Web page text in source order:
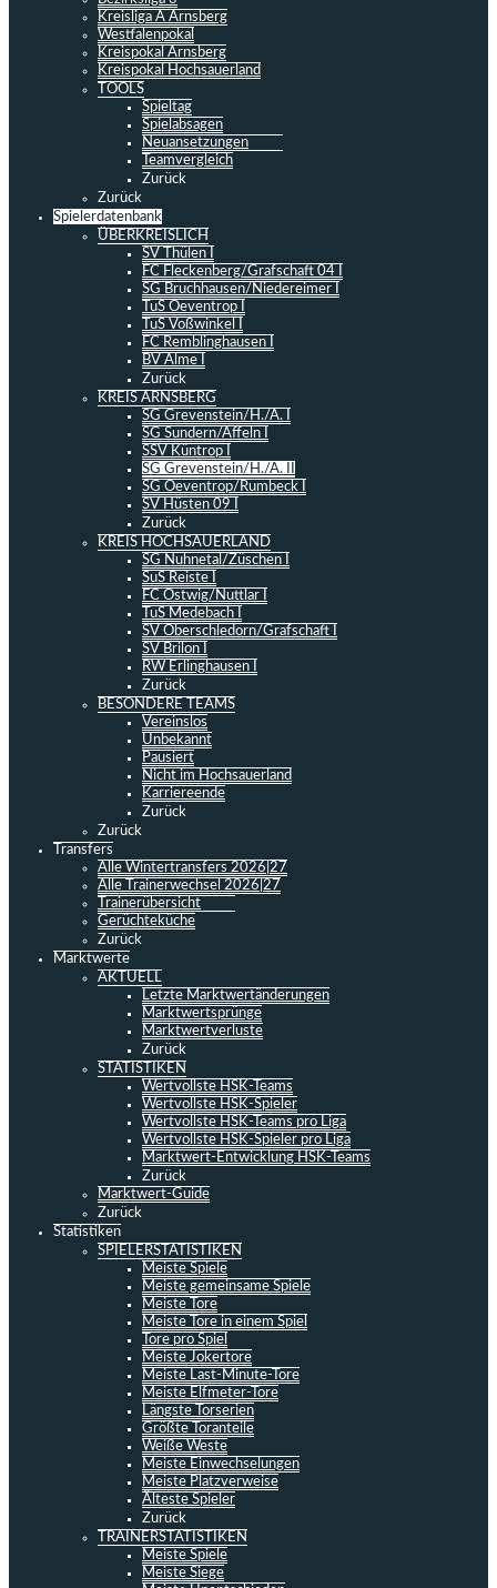
Kreisliga A Arnsberg
Westfalenpokal
Kreispokal Arnsberg
Kreispokal Hochsauerland
TOOLS
Spieltag
Spielabsagen
Neuansetzungen
Teamvergleich
Zurück
Zurück
Spielerdatenbank
ÜBERKREISLICH
SV Thülen I
FC Fleckenberg/Grafschaft 04 I
SG Bruchhausen/Niedereimer I
TuS Oeventrop I
TuS Voßwinkel I
FC Remblinghausen I
BV Alme I
Zurück
KREIS ARNSBERG
SG Grevenstein/H./A. I
SG Sundern/Affeln I
SSV Küntrop I
SG Grevenstein/H./A. II
SG Oeventrop/Rumbeck I
SV Hüsten 09 I
Zurück
KREIS HOCHSAUERLAND
SG Nuhnetal/Züschen I
SuS Reiste I
FC Ostwig/Nuttlar I
TuS Medebach I
SV Oberschledorn/Grafschaft I
SV Brilon I
RW Erlinghausen I
Zurück
BESONDERE TEAMS
Vereinslos
Unbekannt
Pausiert
Nicht im Hochsauerland
Karriereende
Zurück
Zurück
Transfers
Alle Wintertransfers 2026|27
Alle Trainerwechsel 2026|27
Trainerübersicht
Gerüchteküche
Zurück
Marktwerte
AKTUELL
Letzte Marktwertänderungen
Marktwertsprünge
Marktwertverluste
Zurück
STATISTIKEN
Wertvollste HSK-Teams
Wertvollste HSK-Spieler
Wertvollste HSK-Teams pro Liga
Wertvollste HSK-Spieler pro Liga
Marktwert-Entwicklung HSK-Teams
Zurück
Marktwert-Guide
Zurück
Statistiken
SPIELERSTATISTIKEN
Meiste Spiele
Meiste gemeinsame Spiele
Meiste Tore
Meiste Tore in einem Spiel
Tore pro Spiel
Meiste Jokertore
Meiste Last-Minute-Tore
Meiste Elfmeter-Tore
Längste Torserien
Größte Toranteile
Weiße Weste
Meiste Einwechselungen
Meiste Platzverweise
Älteste Spieler
Zurück
TRAINERSTATISTIKEN
Meiste Spiele
Meiste Siege